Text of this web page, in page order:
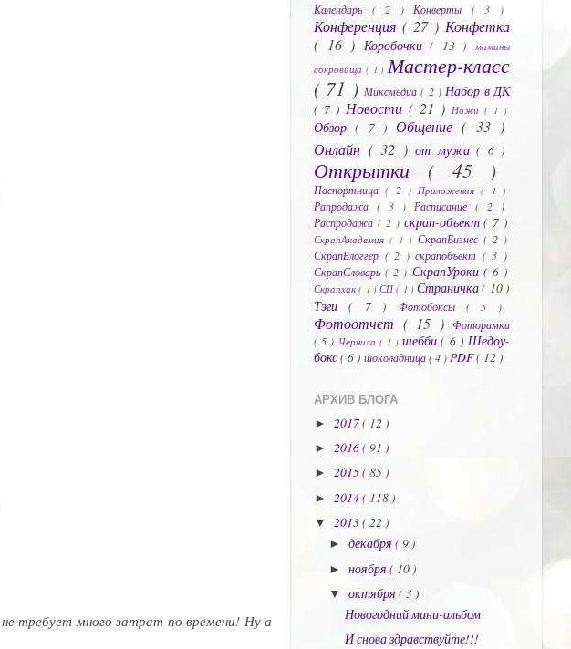
требует много затрат по времени! Ну а
Календарь ( 2 ) Конверты ( 3 )
Конференция ( 27 ) Конфетка
( 16 ) Коробочки( 13 )мамины
сокровища ( 1 )Мастер-класс
( 71 ) Миксмедиа( 2 )Набор в ДК
( 7 ) Новости ( 21 ) Ножи ( 1 )
Обзор( 7 ) Общение( 33 )
Онлайн ( 32 )от мужа( 6 )
Открытки ( 45 )
Паспортница( 2 ) Приложения( 1 )
Рапродажа ( 3 ) Расписание ( 2 )
Распродажа ( 2 ) скрап-объект( 7 )
СкрапАкадемия ( 1 ) СкрапБизнес ( 2 )
СкрапБлоггер ( 2 ) скрапобъект ( 3 )
СкрапСловарь( 2 ) СкрапУроки ( 6 )
Скрапхак( 1 ) СП( 1 ) Страничка( 10 )
Тэги( 7 ) Фотобоксы ( 5 )
Фотоотчет ( 15 ) Фоторамки
( 5 ) Чернила ( 1 )шебби( 6 )Шедоу-
бокс( 6 ) шоколадница( 4 )PDF( 12 )
АРХИВ БЛОГА
► 2017( 12 )
► 2016( 91 )
► 2015( 85 )
► 2014( 118 )
▼ 2013( 22 )
►декабря( 9 )
►ноября( 10 )
▼октября( 3 )
Новогодний мини-альбом
И снова здравствуйте!!!